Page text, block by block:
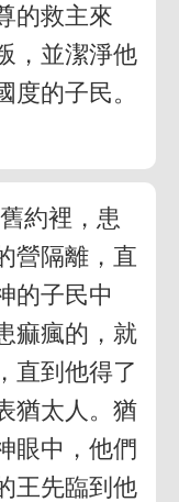
的救主來
，並潔淨他
的子民。
約裡，患
營隔離，直
的子民中
痲瘋的，就
直到他得了
猶太人。猶
眼中，他們
王先臨到他